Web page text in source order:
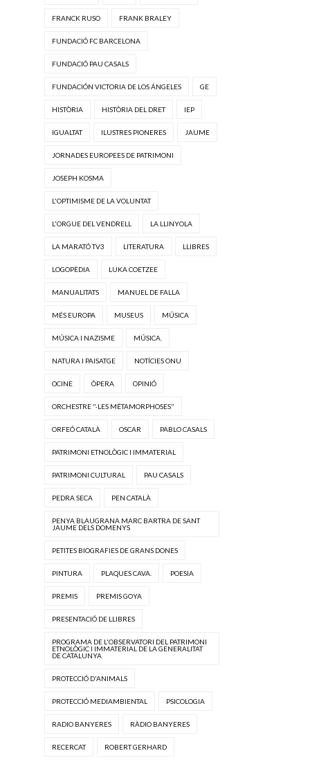
FRANCK RUSO FRANK BRALEY
FUNDACIÓ FC BARCELONA
FUNDACIÓ PAU CASALS
FUNDACIÓN VICTORIA DE LOS ÁNGELES GE
HISTÒRIA HISTÒRIA DEL DRET IEP
IGUALTAT ILUSTRES PIONERES JAUME
JORNADES EUROPEES DE PATRIMONI
JOSEPH KOSMA
L'OPTIMISME DE LA VOLUNTAT
L'ORGUE DEL VENDRELL LA LLINYOLA
LA MARATÓ TV3 LITERATURA LLIBRES
LOGOPÈDIA LUKA COETZEE
MANUALITATS MANUEL DE FALLA
MÉS EUROPA MUSEUS MÚSICA
MÚSICA I NAZISME MÚSICA.
NATURA I PAISATGE NOTÍCIES ONU
OCINE ÒPERA OPINIÓ
ORCHESTRE "·LES MÉTAMORPHOSES"
ORFEÓ CATALÀ OSCAR PABLO CASALS
PATRIMONI ETNOLÒGIC I IMMATERIAL
PATRIMONI CULTURAL PAU CASALS
PEDRA SECA PEN CATALÀ
PENYA BLAUGRANA MARC BARTRA DE SANT
JAUME DELS DOMENYS
PETITES BIOGRAFIES DE GRANS DONES
PINTURA PLAQUES CAVA. POESIA
PREMIS PREMIS GOYA
PRESENTACIÓ DE LLIBRES
PROGRAMA DE L'OBSERVATORI DEL PATRIMONI
ETNOLÒGIC I IMMATERIAL DE LA GENERALITAT
DE CATALUNYA
PROTECCIÓ D'ANIMALS
PROTECCIÓ MEDIAMBIENTAL PSICOLOGIA
RADIO BANYERES RÀDIO BANYERES
RECERCAT ROBERT GERHARD